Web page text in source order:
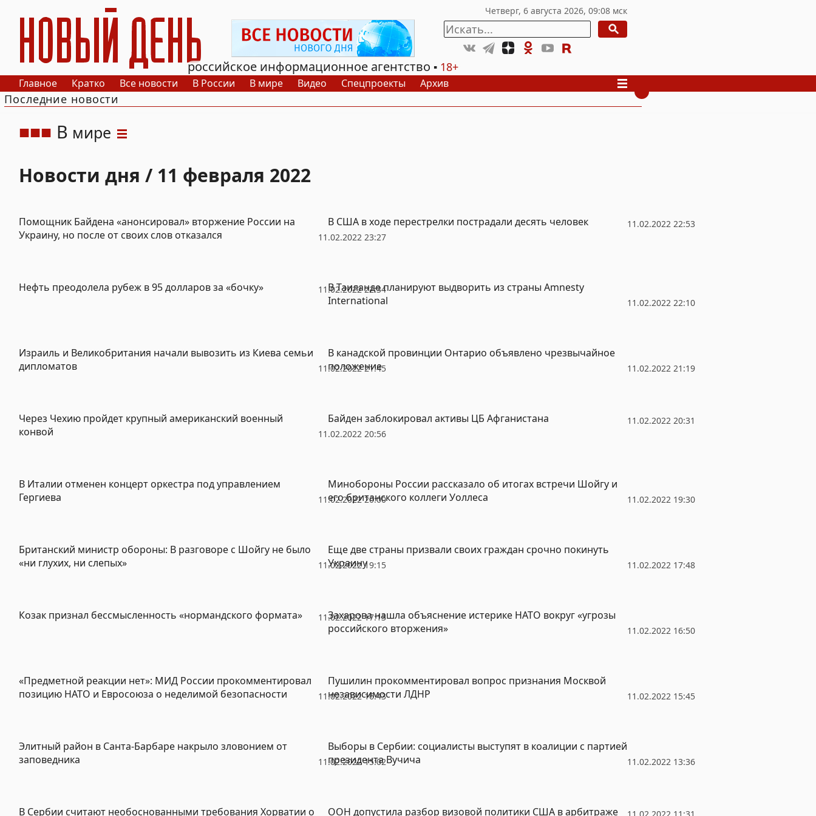
РИА Новый День
российское информационное агентство
18+
Главное Кратко Все новости В России В мире Видео Спецпроекты Архив
Последние новости
В мире
Новости дня / 11 февраля 2022
11.02.2022 23:27
Помощник Байдена «анонсировал» вторжение России на
Украину, но после от своих слов отказался
11.02.2022 22:53
В США в ходе перестрелки пострадали десять человек
11.02.2022 22:34
Нефть преодолела рубеж в 95 долларов за «бочку»
11.02.2022 22:10
В Таиланде планируют выдворить из страны Amnesty
International
11.02.2022 21:45
Израиль и Великобритания начали вывозить из Киева семьи
дипломатов
11.02.2022 21:19
В канадской провинции Онтарио объявлено чрезвычайное
положение
11.02.2022 20:56
Через Чехию пройдет крупный американский военный
конвой
11.02.2022 20:31
Байден заблокировал активы ЦБ Афганистана
11.02.2022 20:00
В Италии отменен концерт оркестра под управлением
Гергиева
11.02.2022 19:30
Минобороны России рассказало об итогах встречи Шойгу и
его британского коллеги Уоллеса
11.02.2022 19:15
Британский министр обороны: В разговоре с Шойгу не было
«ни глухих, ни слепых»
11.02.2022 17:48
Еще две страны призвали своих граждан срочно покинуть
Украину
11.02.2022 17:13
Козак признал бессмысленность «нормандского формата»
11.02.2022 16:50
Захарова нашла объяснение истерике НАТО вокруг «угрозы
российского вторжения»
11.02.2022 16:43
«Предметной реакции нет»: МИД России прокомментировал
позицию НАТО и Евросоюза о неделимой безопасности
11.02.2022 15:45
Пушилин прокомментировал вопрос признания Москвой
независимости ЛДНР
11.02.2022 15:02
Элитный район в Санта-Барбаре накрыло зловонием от
заповедника
11.02.2022 13:36
Выборы в Сербии: социалисты выступят в коалиции с партией
президента Вучича
В Сербии считают необоснованными требования Хорватии о ООН допустила разбор визовой политики США в арбитраже